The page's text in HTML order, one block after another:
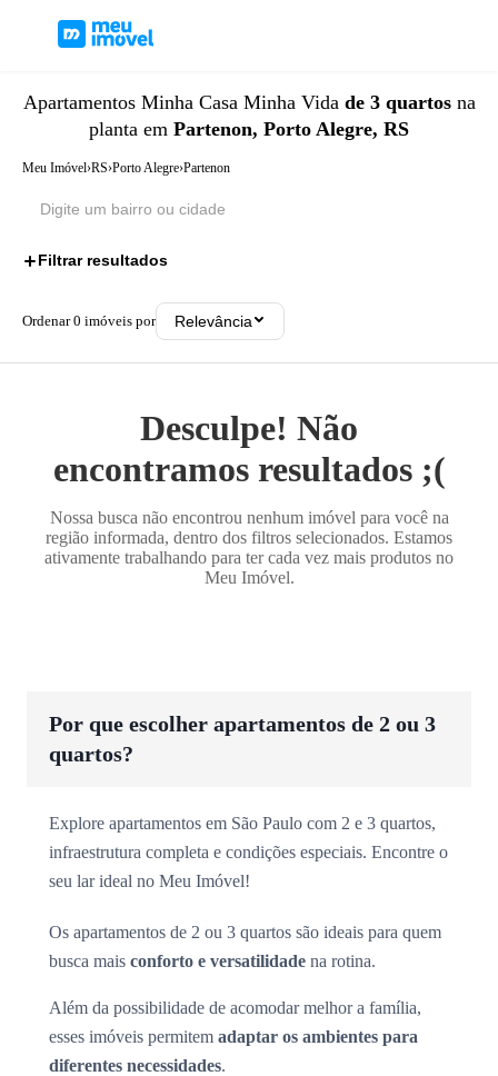
Apartamentos Minha Casa Minha Vida de 3 quartosna
planta em Partenon, Porto Alegre, RS
Meu Imóvel›RS›Porto Alegre›Partenon
Filtrar resultados
Ordenar0 imóveis por Relevância
Desculpe! Não
encontramos resultados ;(
Nossa busca não encontrou nenhum imóvel para você na
região informada, dentro dos filtros selecionados. Estamos
ativamente trabalhando para ter cada vez mais produtos no
Meu Imóvel.
Por que escolher apartamentos de 2 ou 3
quartos?
Explore apartamentos em São Paulo com 2 e 3 quartos,
infraestrutura completa e condições especiais. Encontre o
seu lar ideal no Meu Imóvel!
Os apartamentos de 2 ou 3 quartos são ideais para quem
busca mais conforto e versatilidade na rotina.
Além da possibilidade de acomodar melhor a família,
esses imóveis permitem adaptar os ambientes para
diferentes necessidades.